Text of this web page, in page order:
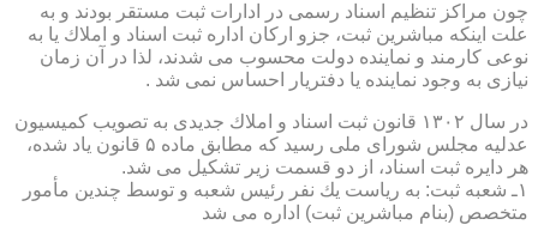
چون مراكز تنظیم اسناد رسمی در ادارات ثبت مستقر بودند و به
علت اینكه مباشرین ثبت، جزو اركان اداره ثبت اسناد و املاك یا به
نوعی كارمند و نماینده دولت محسوب می شدند، لذا در آن زمان
نیازی به وجود نماینده یا دفتریار احساس نمی شد .
در سال ۱۳۰۲ قانون ثبت اسناد و املاك جدیدی به تصویب كمیسیون
عدلیه مجلس شورای ملی رسید كه مطابق ماده ۵ قانون یاد شده،
هر دایره ثبت اسناد، از دو قسمت زیر تشكیل می شد.
۱ـ شعبه ثبت: به ریاست یك نفر رئیس شعبه و توسط چندین مأمور
متخصص (بنام مباشرین ثبت) اداره می شد